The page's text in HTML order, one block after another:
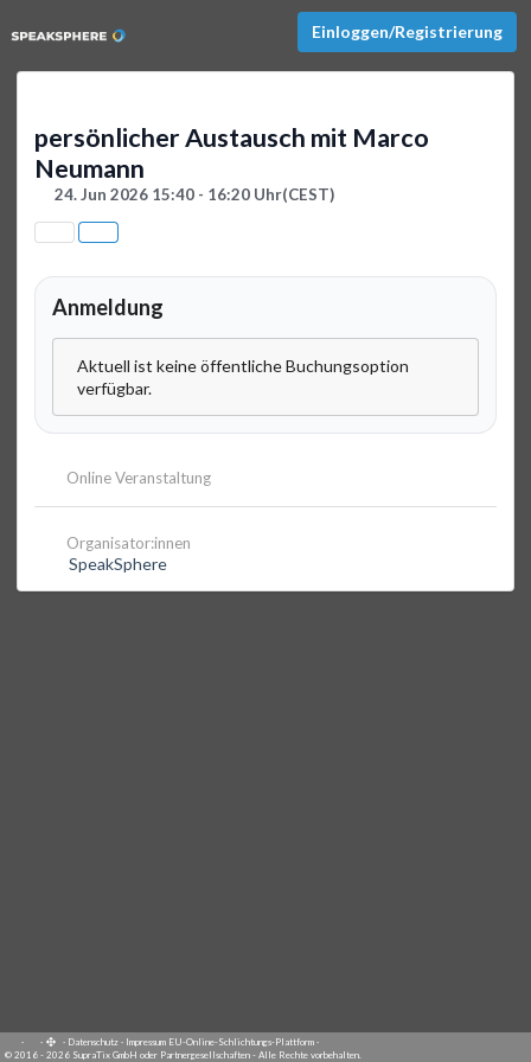
Einloggen/Registrierung
persönlicher Austausch mit Marco
Neumann
24. Jun 2026 15:40 - 16:20 Uhr(CEST)
Anmeldung
Aktuell ist keine öffentliche Buchungsoption
verfügbar.
Online Veranstaltung
Organisator:innen
SpeakSphere
· · · Datenschutz · Impressum EU-Online-Schlichtungs-Plattform ·
© 2016 - 2026 SupraTix GmbH oder Partnergesellschaften - Alle Rechte vorbehalten.